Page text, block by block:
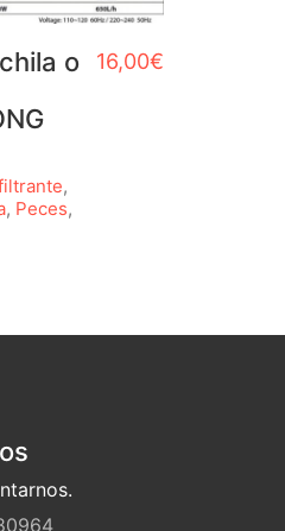
10,50€.
o
,
, Peces,
16,00€